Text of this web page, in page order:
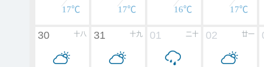
17℃ 17℃ 16℃ 17℃
十八
30 十九
31 二十
01 廿一
02